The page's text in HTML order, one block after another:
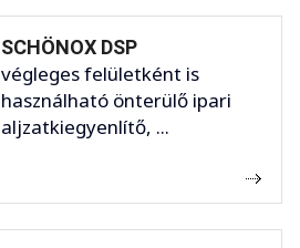
SCHÖNOX DSP
végleges felületként is
használható önterülő ipari
aljzatkiegyenlítő, ...